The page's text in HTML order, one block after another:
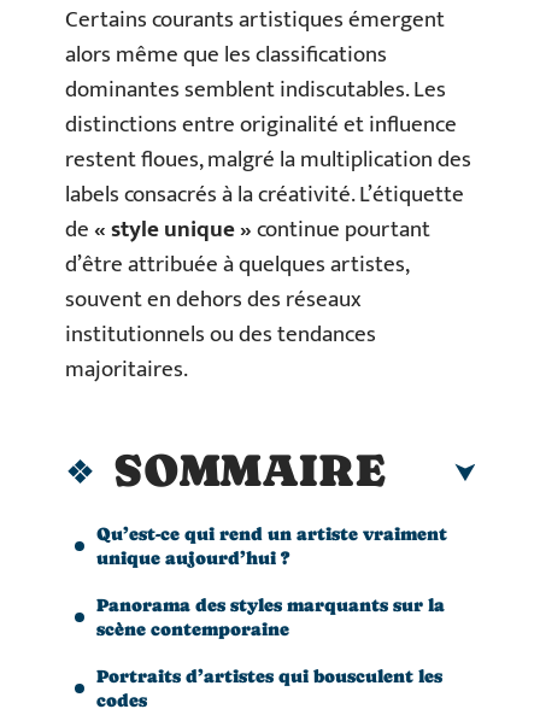
Certains courants artistiques émergent
alors même que les classifications
dominantes semblent indiscutables. Les
distinctions entre originalité et influence
restent floues, malgré la multiplication des
labels consacrés à la créativité. L’étiquette
de« style unique »continue pourtant
d’être attribuée à quelques artistes,
souvent en dehors des réseaux
institutionnels ou des tendances
majoritaires.
SOMMAIRE
Qu’est-ce qui rend un artiste vraiment
unique aujourd’hui ?
Panorama des styles marquants sur la
scène contemporaine
Portraits d’artistes qui bousculent les
codes